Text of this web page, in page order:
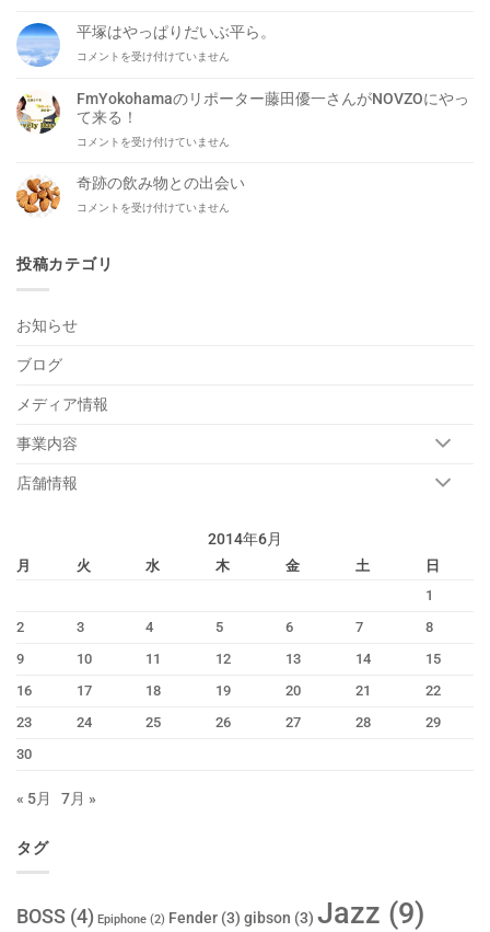
せ
代
表
し
岡
本
平
生
平塚はやっぱりだいぶ平ら。
平
は
っ
ぱ
だ
ぶ
は
コメントを受け付けていません
FmYokohamaのリポーター藤田優一さんがNOVZOにやっ
て来る！
FmYokohama
リ
ポ
ー
藤
に
コメントを受け付けていません
奇跡の飲み物との出会い
奇
飲
は
コメントを受け付けていません
投稿カテゴリ
お知らせ
ブログ
メディア情報
事業内容
店舗情報
2014年6月
月 火 水 木 金 土
日
1
2
3 4 5 6 7
8
9
10 11 12 13 14
15
16
17 18 19 20 21
22
23
24 25 26 27 28
29
30
« 5月 7月 »
タグ
BOSS (4) Epiphone (2) Fender (3) gibson (3) Jazz (9)